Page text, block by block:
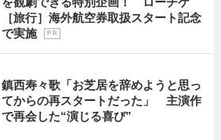
［旅行］海外航空券取扱スタート記念
で実施
P R
鎮西寿々歌「お芝居を辞めようと思っ
てからの再スタートだった」 主演作
で再会した“演じる喜び”